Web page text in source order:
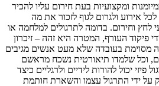
ומקצועיות בעת חירום עליו להכיר
אירוע ולגרום לגוף לזכור את מה
לחץ וחירום. בדומה לתרגולים למלחמה או
פיקוד העורף, המטרה היא זהה – זיכרון
מסוימת בעובדה שלא מעט אנשים מגיבים
וכל שלמדו תיאורטית נשכח מראשם
יכול להורות לידיים ולרגליים כיצד
על ידי התרגול עצמו והשארת חותמת